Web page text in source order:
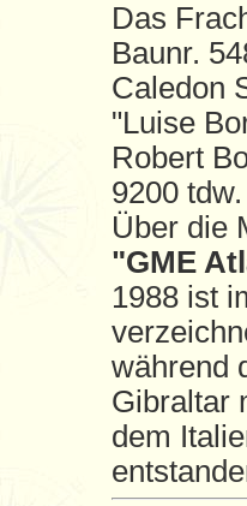
Das
Baunr.
Caledon
"Luise
Robert
9200
Über die
"GME
1988 ist
während
Gibraltar
dem